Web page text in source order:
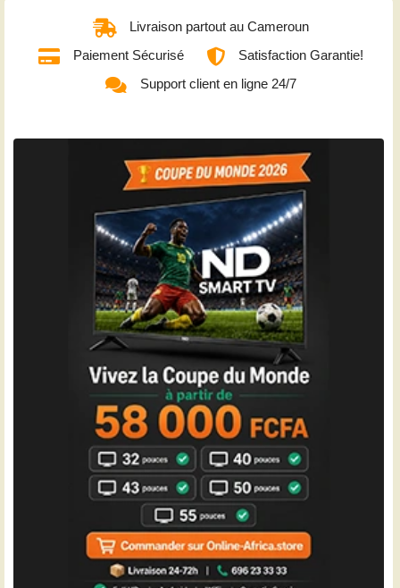
Livraison partout au Cameroun
Paiement Sécurisé
Satisfaction Garantie!
Support client en ligne 24/7